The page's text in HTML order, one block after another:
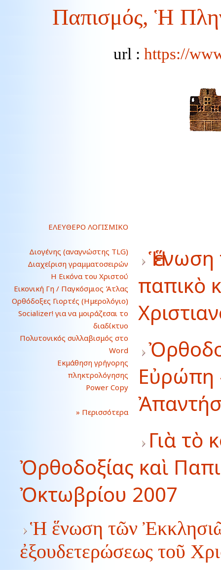
Παπισμός, Ἡ
url : https://
ΕΛΕΥΘΕΡΟ ΛΟΓΙΣΜΙΚΟ
Διογένης (αναγνώστης TLG)
Διαχείριση γραμματοσειρών
Η Εικόνα του Χριστού
Εικονική Γη / Παγκόσμιος Άτλας
Ορθόδοξες Γιορτές (Ημερολόγιο)
Socializer! για να μοιράζεσαι το
διαδίκτυο
Πολυτονικός συλλαβισμός στο
Word
Εκμάθηση γρήγορης
πληκτρολόγησης
Power Copy
» Περισσότερα
Ἡ
παπικὸ
Εὐρώπη
Γιὰ τὸ
Ὀρθοδοξίας καὶ
Ὀκτωβρίου 2007
Ἡ ἕνωση τῶν
ἐξουδετερώσεως τοῦ